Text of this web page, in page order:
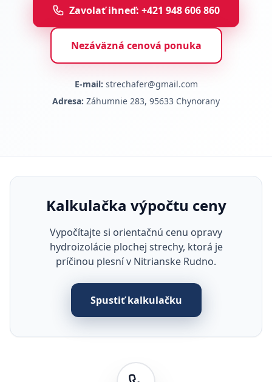
Zavolať ihneď: +421 948 606 860
Nezáväzná cenová ponuka
E-mail: strechafer@gmail.com
Adresa: Záhumnie 283, 95633 Chynorany
Kalkulačka výpočtu ceny
Vypočítajte si orientačnú cenu opravy
hydroizolácie plochej strechy, ktorá je
príčinou plesní v Nitrianske Rudno.
Spustiť kalkulačku